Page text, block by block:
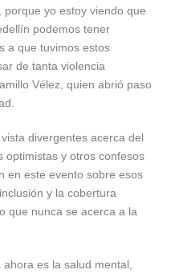
porque yo estoy viendo que
podemos tener
a que tuvimos estos
de tanta violencia
Vélez, quien abrió paso
divergentes acerca del
optimistas y otros confesos
en este evento sobre esos
y la cobertura
que nunca se acerca a la
es la salud mental,